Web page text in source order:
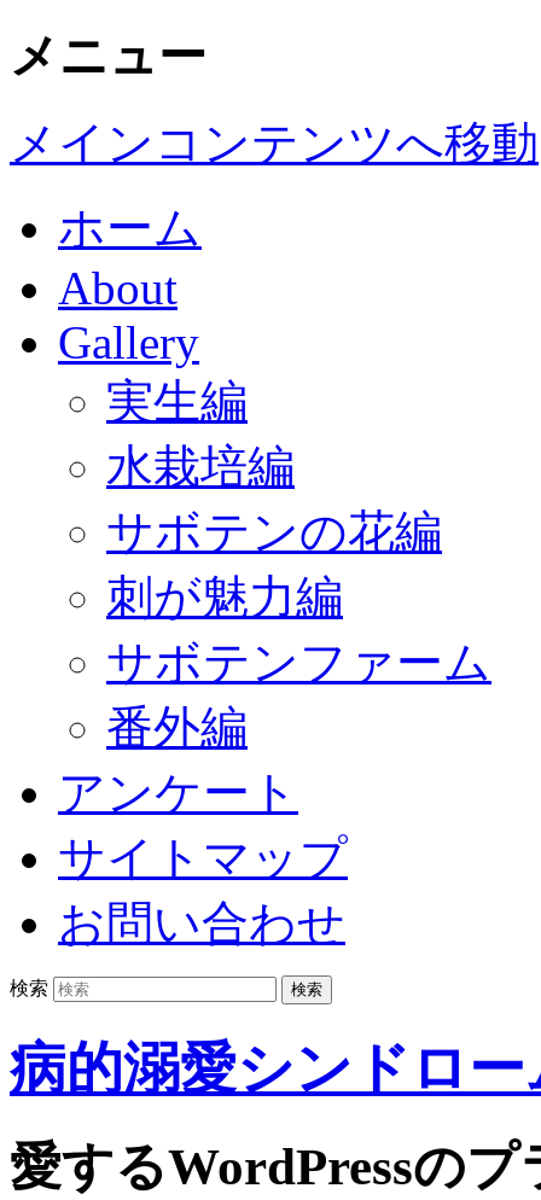
メニュー
メインコンテンツへ移動
ホーム
About
Gallery
実生編
水栽培編
サボテンの花編
刺が魅力編
サボテンファーム
番外編
アンケート
サイトマップ
お問い合わせ
検索
病的溺愛シンドロー
愛するWordPressの